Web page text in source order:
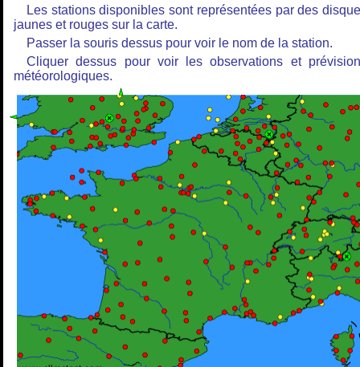
Les stations disponibles sont représentées par des
jaunes et rouges sur la carte.
Passer la souris dessus pour voir le nom de la station.
Cliquer dessus pour voir les observations et
météorologiques.